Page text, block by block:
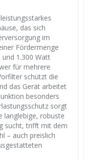
das sich
im
Fördermenge
1.300 Watt
für mehrere
schützt die
das Gerät arbeitet
besonders
sorgt
langlebige, robuste
sucht, trifft mit dem
– auch preislich